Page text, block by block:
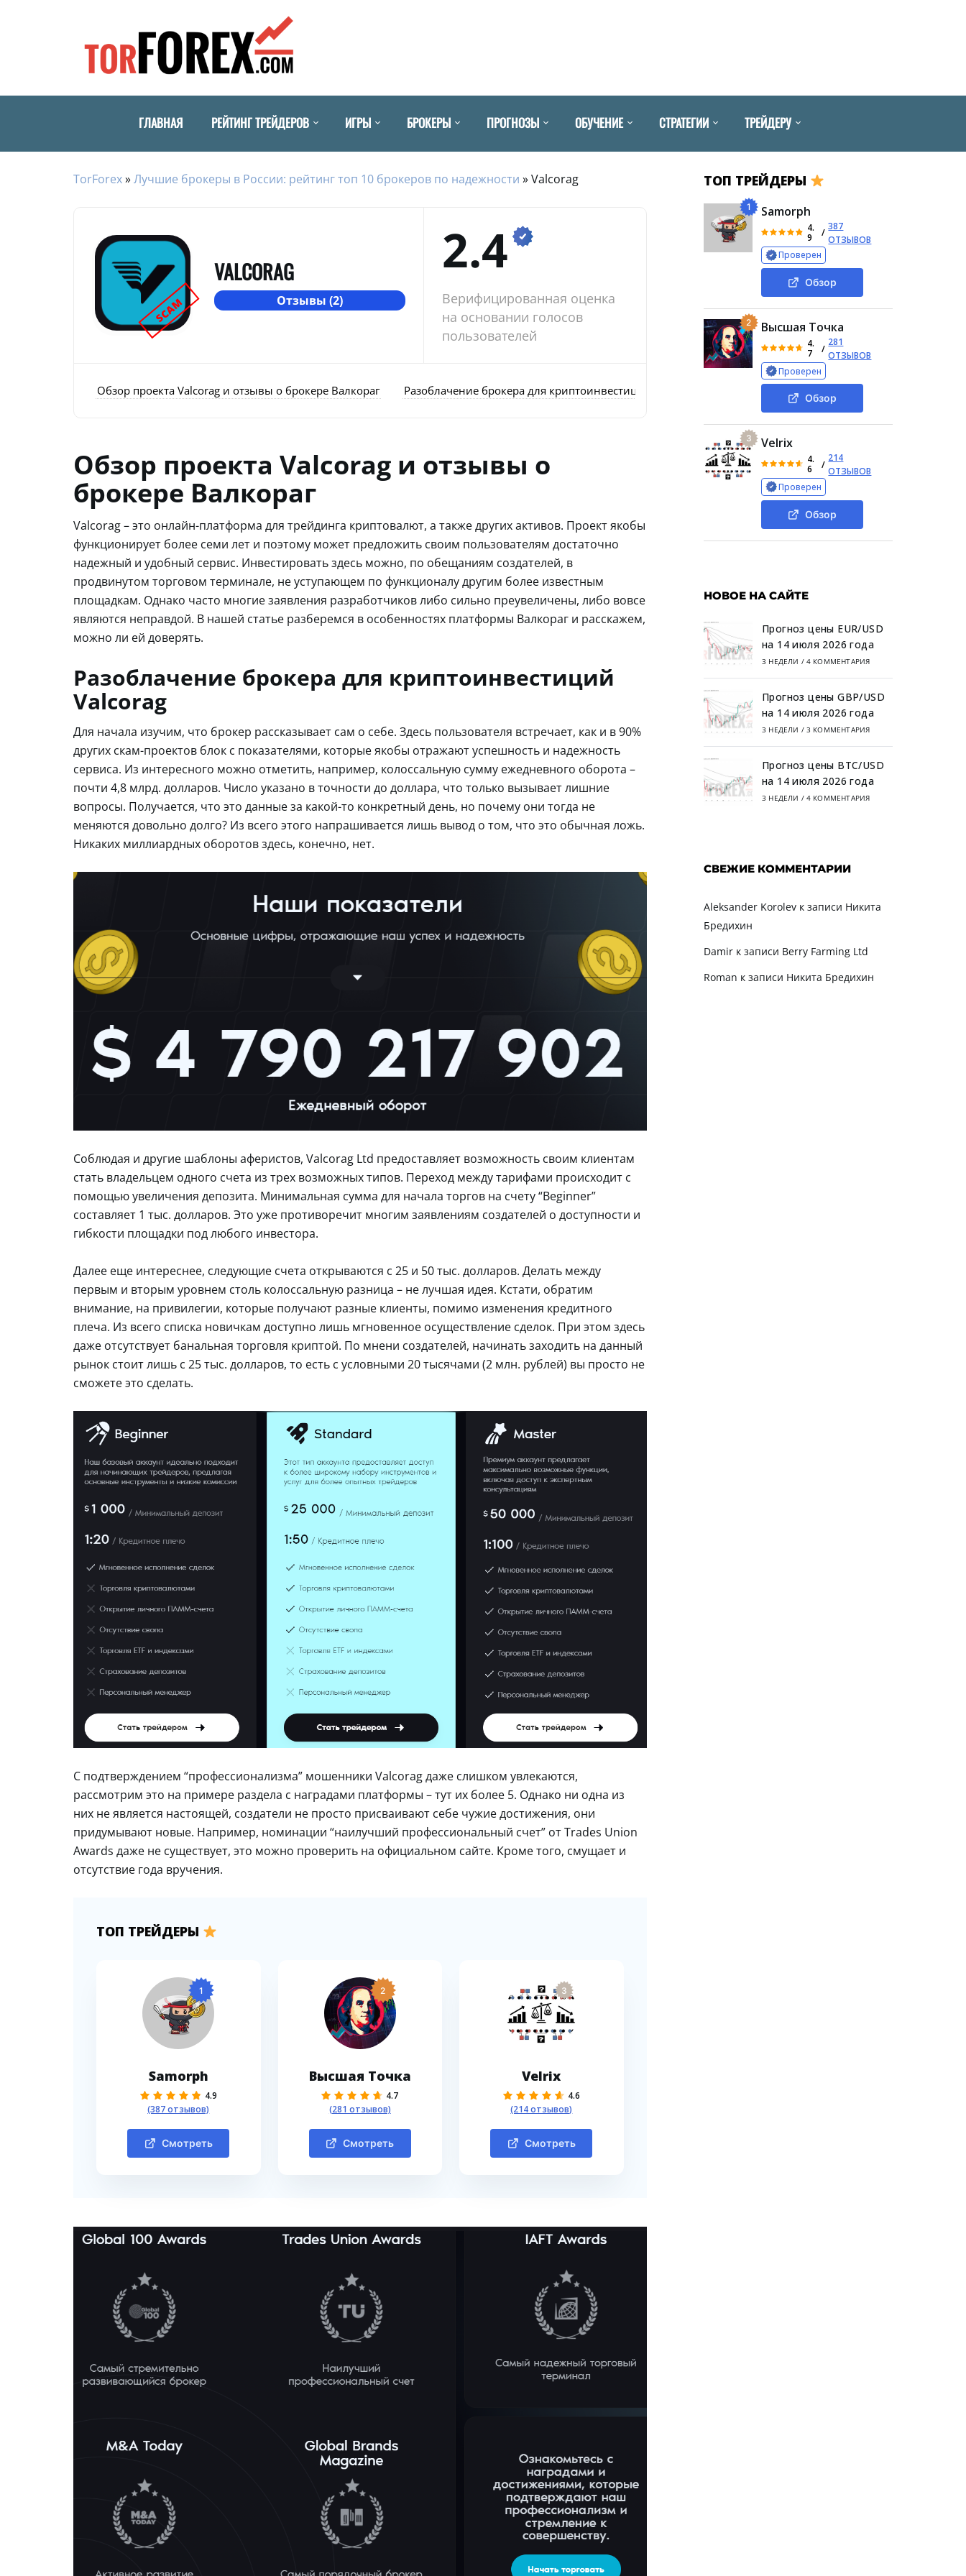
ГЛАВНАЯ РЕЙТИНГ ТРЕЙДЕРОВ ИГРЫ БРОКЕРЫ ПРОГНОЗЫ ОБУЧЕНИЕ СТРАТЕГИИ ТРЕЙДЕРУ
TorForex»Лучшие брокеры в России: рейтинг топ 10 брокеров по надежности »Valcorag
SCAM
VALCORAG
Отзывы (2)
2.4
Верифицированная оценка
на основании голосов
пользователей
Обзор проекта Valcorag и отзывы о брокере Валкораг Разоблачение брокера для криптоинвестиций Valcorag Отзывы реальных пользователей о Valcorag
Обзор проекта Valcorag и отзывы о
брокере Валкораг
Valcorag – это онлайн-платформа для трейдинга криптовалют, а также других активов. Проект якобы
функционирует более семи лет и поэтому может предложить своим пользователям достаточно
надежный и удобный сервис. Инвестировать здесь можно, по обещаниям создателей, в
продвинутом торговом терминале, не уступающем по функционалу другим более известным
площадкам. Однако часто многие заявления разработчиков либо сильно преувеличены, либо вовсе
являются неправдой. В нашей статье разберемся в особенностях платформы Валкораг и расскажем,
можно ли ей доверять.
Разоблачение брокера для криптоинвестиций
Valcorag
Для начала изучим, что брокер рассказывает сам о себе. Здесь пользователя встречает, как и в 90%
других скам-проектов блок с показателями, которые якобы отражают успешность и надежность
сервиса. Из интересного можно отметить, например, колоссальную сумму ежедневного оборота –
почти 4,8 млрд. долларов. Число указано в точности до доллара, что только вызывает лишние
вопросы. Получается, что это данные за какой-то конкретный день, но почему они тогда не
меняются довольно долго? Из всего этого напрашивается лишь вывод о том, что это обычная ложь.
Никаких миллиардных оборотов здесь, конечно, нет.
Соблюдая и другие шаблоны аферистов, Valcorag Ltd предоставляет возможность своим клиентам
стать владельцем одного счета из трех возможных типов. Переход между тарифами происходит с
помощью увеличения депозита. Минимальная сумма для начала торгов на счету “Beginner”
составляет 1 тыс. долларов. Это уже противоречит многим заявлениям создателей о доступности и
гибкости площадки под любого инвестора.
Далее еще интереснее, следующие счета открываются с 25 и 50 тыс. долларов. Делать между
первым и вторым уровнем столь колоссальную разница – не лучшая идея. Кстати, обратим
внимание, на привилегии, которые получают разные клиенты, помимо изменения кредитного
плеча. Из всего списка новичкам доступно лишь мгновенное осуществление сделок. При этом здесь
даже отсутствует банальная торговля криптой. По мнени создателей, начинать заходить на данный
рынок стоит лишь с 25 тыс. долларов, то есть с условными 20 тысячами (2 млн. рублей) вы просто не
сможете это сделать.
С подтверждением “профессионализма” мошенники Valcorag даже слишком увлекаются,
рассмотрим это на примере раздела с наградами платформы – тут их более 5. Однако ни одна из
них не является настоящей, создатели не просто присваивают себе чужие достижения, они
придумывают новые. Например, номинации “наилучший профессиональный счет” от Trades Union
Awards даже не существует, это можно проверить на официальном сайте. Кроме того, смущает и
отсутствие года вручения.
ТОП ТРЕЙДЕРЫ
1
Samorph
4.9
(387 отзывов)
Смотреть
2
Высшая Точка
4.7
(281 отзывов)
Смотреть
3
Velrix
4.6
(214 отзывов)
Смотреть
ТОП ТРЕЙДЕРЫ
1 Samorph
4.
9
/
387
ОТЗЫВОВ
Проверен
Обзор
2 Высшая Точка
4.
7
/
281
ОТЗЫВОВ
Проверен
Обзор
3 Velrix
4.
6
/
214
ОТЗЫВОВ
Проверен
Обзор
НОВОЕ НА САЙТЕ
Прогноз цены EUR/USD
на 14 июля 2026 года
3 НЕДЕЛИ / 4 КОММЕНТАРИЯ
Прогноз цены GBP/USD
на 14 июля 2026 года
3 НЕДЕЛИ / 3 КОММЕНТАРИЯ
Прогноз цены BTC/USD
на 14 июля 2026 года
3 НЕДЕЛИ / 4 КОММЕНТАРИЯ
СВЕЖИЕ КОММЕНТАРИИ
Aleksander Korolevк записи Никита
Бредихин
Damirк записи Berry Farming Ltd
Roman к записи Никита Бредихин